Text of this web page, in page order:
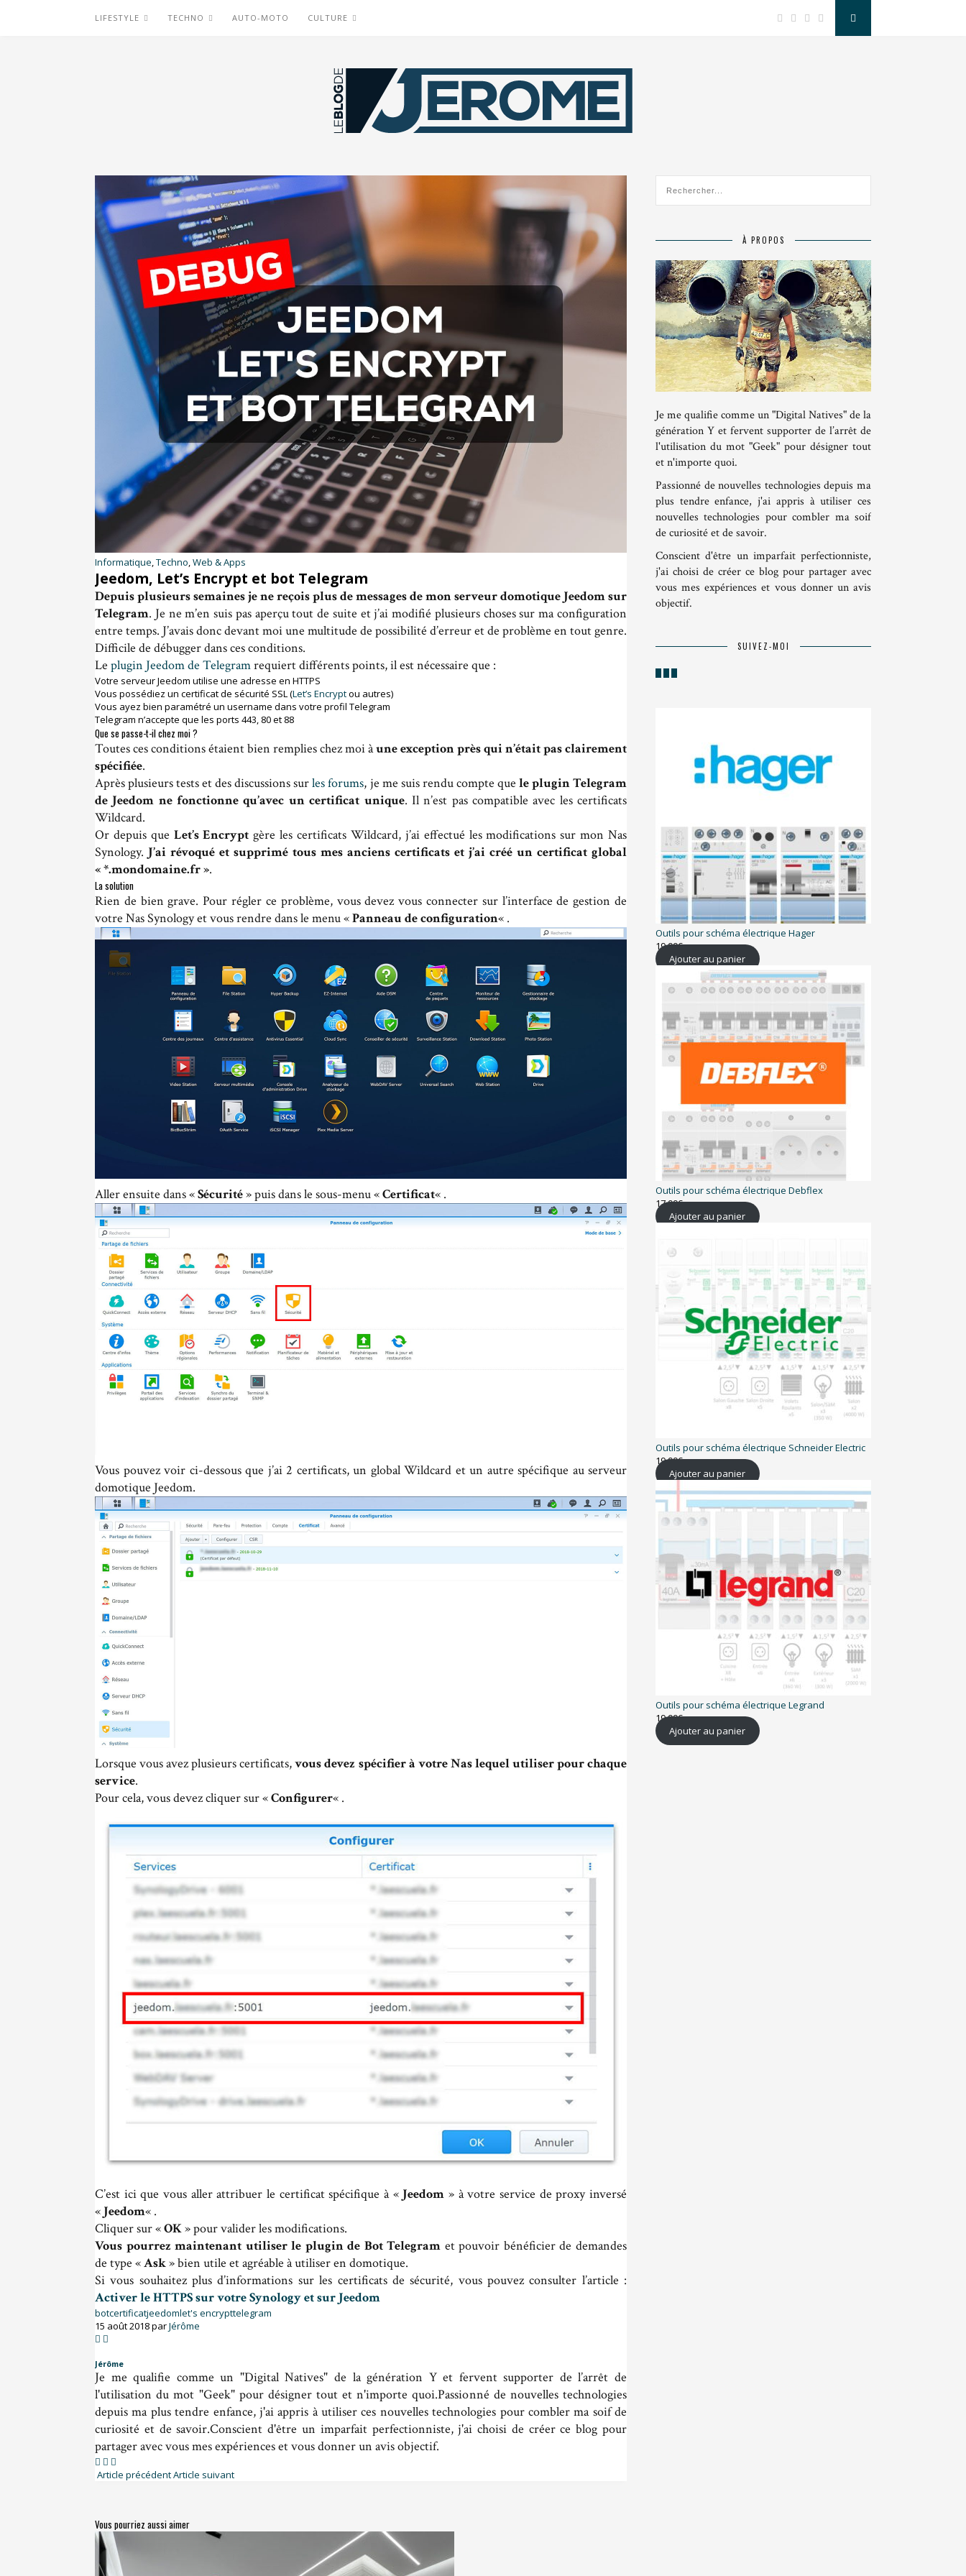
LIFESTYLE TECHNO AUTO-MOTO CULTURE
Informatique,Techno,Web & Apps
Jeedom, Let’s Encrypt et bot Telegram
Depuis plusieurs semaines je ne reçois plus de messages de mon serveur domotique Jeedom sur
Telegram. Je ne m’en suis pas aperçu tout de suite et j’ai modifié plusieurs choses sur ma configuration
entre temps. J’avais donc devant moi une multitude de possibilité d’erreur et de problème en tout genre.
Difficile de débugger dans ces conditions.
Le plugin Jeedom de Telegramrequiert différents points, il est nécessaire que :
Votre serveur Jeedom utilise une adresse en HTTPS
Vous possédiez un certificat de sécurité SSL (Let’s Encryptou autres)
Vous ayez bien paramétré un username dans votre profil Telegram
Telegram n’accepte que les ports 443, 80 et 88
Que se passe-t-il chez moi ?
Toutes ces conditions étaient bien remplies chez moi àune exception près qui n’était pas clairement
spécifiée.
Après plusieurs tests et des discussions surles forums, je me suis rendu compte que le plugin Telegram
de Jeedom ne fonctionne qu’avec un certificat unique. Il n’est pas compatible avec les certificats
Wildcard.
Or depuis que Let’s Encrypt gère les certificats Wildcard, j’ai effectué les modifications sur mon Nas
Synology. J’ai révoqué et supprimé tous mes anciens certificats et j’ai créé un certificat global
« *.mondomaine.fr ».
La solution
Rien de bien grave. Pour régler ce problème, vous devez vous connecter sur l’interface de gestion de
votre Nas Synology et vous rendre dans le menu «Panneau de configuration« .
Aller ensuite dans «Sécurité» puis dans le sous-menu «Certificat« .
Vous pouvez voir ci-dessous que j’ai 2 certificats, un global Wildcard et un autre spécifique au serveur
domotique Jeedom.
Lorsque vous avez plusieurs certificats,vous devez spécifier à votre Nas lequel utiliser pour chaque
service.
Pour cela, vous devez cliquer sur «Configurer« .
C’est ici que vous aller attribuer le certificat spécifique à « Jeedom » à votre service de proxy inversé
« Jeedom« .
Cliquer sur «OK» pour valider les modifications.
Vous pourrez maintenant utiliser le plugin de Bot Telegram et pouvoir bénéficier de demandes
de type «Ask» bien utile et agréable à utiliser en domotique.
Si vous souhaitez plus d’informations sur les certificats de sécurité, vous pouvez consulter l’article :
Activer le HTTPS sur votre Synology et sur Jeedom
botcertificatjeedomlet's encrypttelegram
15 août 2018 parJérôme
Jérôme
Je me qualifie comme un "Digital Natives" de la génération Y et fervent supporter de l’arrêt de
l'utilisation du mot "Geek" pour désigner tout et n'importe quoi.Passionné de nouvelles technologies
depuis ma plus tendre enfance, j'ai appris à utiliser ces nouvelles technologies pour combler ma soif de
curiosité et de savoir.Conscient d'être un imparfait perfectionniste, j'ai choisi de créer ce blog pour
partager avec vous mes expériences et vous donner un avis objectif.
Article précédentArticle suivant
Vous pourriez aussi aimer
À PROPOS
Je me qualifie comme un "Digital Natives" de la
génération Y et fervent supporter de l’arrêt de
l'utilisation du mot "Geek" pour désigner tout
et n'importe quoi.
Passionné de nouvelles technologies depuis ma
plus tendre enfance, j'ai appris à utiliser ces
nouvelles technologies pour combler ma soif
de curiosité et de savoir.
Conscient d'être un imparfait perfectionniste,
j'ai choisi de créer ce blog pour partager avec
vous mes expériences et vous donner un avis
objectif.
SUIVEZ-MOI
Outils pour schéma électrique Hager
19,99€
Ajouter au panier
Outils pour schéma électrique Debflex
17,99€
Ajouter au panier
Outils pour schéma électrique Schneider Electric
19,99€
Ajouter au panier
Outils pour schéma électrique Legrand
19,99€
Ajouter au panier